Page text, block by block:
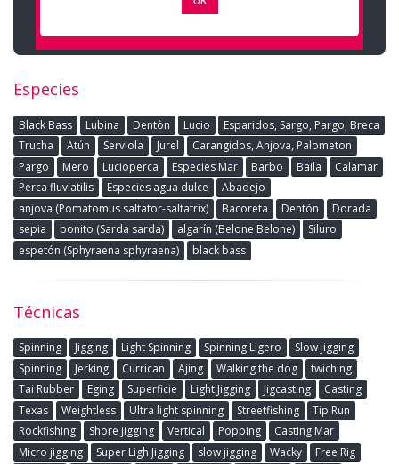
Especies
Black Bass Lubina Dentòn Lucio
Esparidos, Sargo, Pargo, Breca
Trucha
Atún Serviola Jurel
Carangidos, Anjova, Palometon
Pargo
Mero Lucioperca Especies Mar Barbo Baila
Calamar
Perca fluviatilis
Especies agua dulce
Abadejo
anjova (Pomatomus saltator-saltatrix)
Bacoreta Dentón
Dorada
sepia
bonito (Sarda sarda) algarín (Belone Belone)
Siluro
espetón (Sphyraena sphyraena)
black bass
Técnicas
Spinning Jigging Light Spinning Spinning Ligero
Slow jigging
Spinning
Jerking Currican Ajing Walking the dog
twiching
Tai Rubber
Eging Superficie Light Jigging Jigcasting
Casting
Texas
Weightless Ultra light spinning Streetfishing
Tip Run
Rockfishing
Shore jigging Vertical Popping
Casting Mar
Micro jigging
Super Ligh Jigging slow jigging Wacky
Free Rig